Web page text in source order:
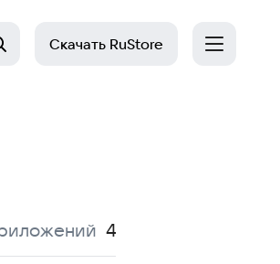
Скачать RuStore
4